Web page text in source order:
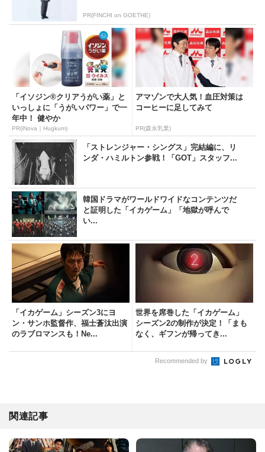
PR(FINCHI on GOETHE)
「イソジン®クリアうがい薬」と
いっしょに「うがいパワー」で一
年中！ 健やか
PR(iNova｜Hugkum)
アマゾンで大人気！血圧対策は
コーヒーに足してみて
PR(森永乳業)
「ストレンジャー・シングス」完結編に、リ
ンダ・ハミルトン参戦！「GOT」スタッフ...
韓国ドラマがワールドワイドなコンテンツだ
と証明した「イカゲーム」「地獄が呼んで
い...
「イカゲーム」シーズン3にヨ
ン・サンホ監督作、福士蒼汰出演
のラブロマンスも！Ne...
世界を席巻した「イカゲーム」
シーズン2の制作が決定！「まも
なく、ギフンが帰ってき...
Recommended by
関連記事